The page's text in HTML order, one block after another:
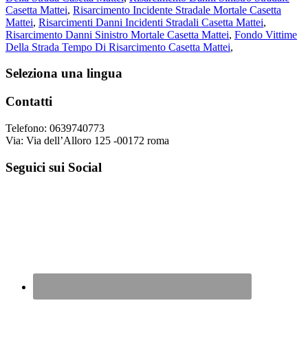
Casetta Mattei, Risarcimento Incidente Stradale Mortale Casetta
Mattei, Risarcimenti Danni Incidenti Stradali Casetta Mattei,
Risarcimento Danni Sinistro Mortale Casetta Mattei, Fondo Vittime
Della Strada Tempo Di Risarcimento Casetta Mattei,
Footer
Seleziona una lingua
Contatti
Telefono: 0639740773
Via: Via dell’Alloro 125 -00172 roma
Seguici sui Social